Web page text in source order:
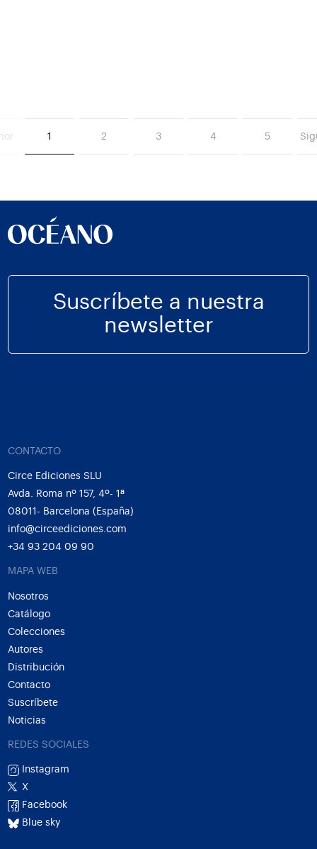
1 2 3 4 5
Suscríbete a nuestra
newsletter
CONTACTO
Circe Ediciones SLU
Avda. Roma nº 157, 4º- 1ª
08011- Barcelona (España)
info@circeediciones.com
+34 93 204 09 90
MAPA WEB
Nosotros
Catálogo
Colecciones
Autores
Distribución
Contacto
Suscríbete
Noticias
REDES SOCIALES
Instagram
X
Facebook
Blue sky